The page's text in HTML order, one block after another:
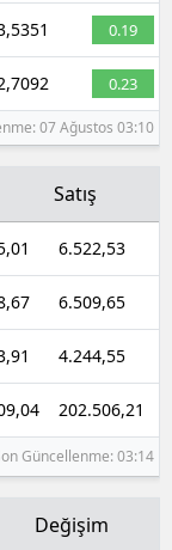
0.19
0.23
07 Ağustos 03:10
Satış
6.522,53
6.509,65
4.244,55
202.506,21
Güncellenme: 03:14
Değişim